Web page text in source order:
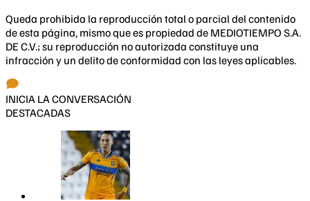
Queda prohibida la reproducción total o parcial del contenido
de esta página, mismo que es propiedad de MEDIOTIEMPO S.A.
DE C.V.; su reproducción no autorizada constituye una
infracción y un delito de conformidad con las leyes aplicables.
INICIA LA CONVERSACIÓN
DESTACADAS